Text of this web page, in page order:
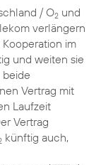
/ O2und
verlängern
im
und weiten sie
beide
Vertrag mit
Laufzeit
Vertrag
künftig auch,